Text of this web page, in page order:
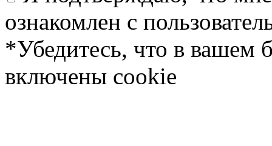
ознакомлен с
*Убедитесь, что в вашем
включены cookie